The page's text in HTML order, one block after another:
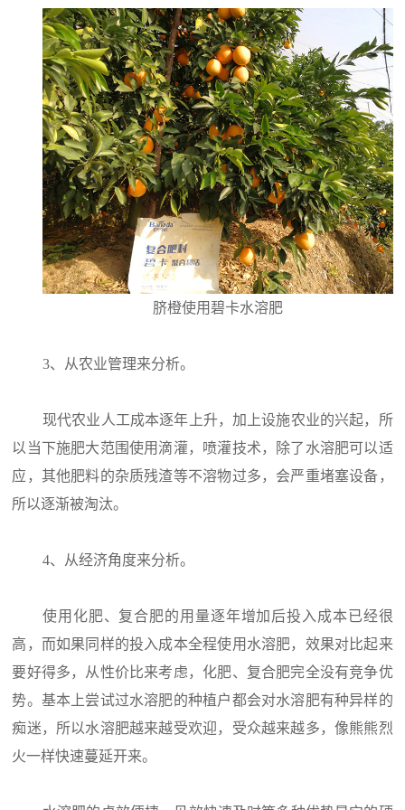
脐橙使用碧卡水溶肥
3、从农业管理来分析。
现代农业人工成本逐年上升，加上设施农业的兴起，所
以当下施肥大范围使用滴灌，喷灌技术，除了水溶肥可以适
应，其他肥料的杂质残渣等不溶物过多，会严重堵塞设备，
所以逐渐被淘汰。
4、从经济角度来分析。
使用化肥、复合肥的用量逐年增加后投入成本已经很
高，而如果同样的投入成本全程使用水溶肥，效果对比起来
要好得多，从性价比来考虑，化肥、复合肥完全没有竞争优
势。基本上尝试过水溶肥的种植户都会对水溶肥有种异样的
痴迷，所以水溶肥越来越受欢迎，受众越来越多，像熊熊烈
火一样快速蔓延开来。